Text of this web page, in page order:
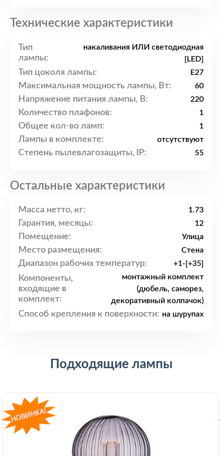
Технические характеристики
Тип
лампы:
накаливания ИЛИ светодиодная
[LED]
Тип цоколя лампы: E27
Максимальная мощность лампы, Вт: 60
Напряжение питания лампы, В: 220
Количество плафонов: 1
Общее кол-во ламп: 1
Лампы в комплекте: отсутствуют
Степень пылевлагозащиты, IP: 55
Остальные характеристики
Масса нетто, кг: 1.73
Гарантия, месяцы: 12
Помещение: Улица
Место размещения: Стена
Диапазон рабочих температур: +1-[+35]
Компоненты,
входящие в
комплект:
монтажный комплект
(дюбель, саморез,
декоративный колпачок)
Способ крепления к поверхности: на шурупах
Подходящие лампы